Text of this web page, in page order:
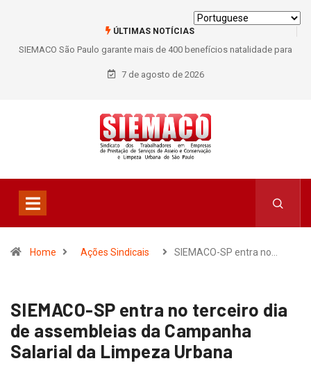
ÚLTIMAS NOTÍCIAS
para
SIEMACO São Paulo marca presença em conferência internacional
debate os desafios do setor de limpeza e segurança
7 de agosto de 2026
Home Ações Sindicais SIEMACO-SP entra no…
SIEMACO-SP entra no terceiro dia
de assembleias da Campanha
Salarial da Limpeza Urbana